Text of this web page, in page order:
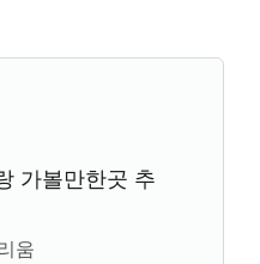
가볼만한곳 추
움